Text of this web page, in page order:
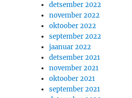
detsember 2022
november 2022
oktoober 2022
september 2022
jaanuar 2022
detsember 2021
november 2021
oktoober 2021
september 2021